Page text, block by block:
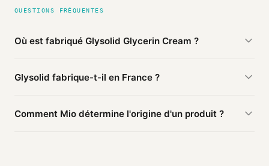
QUESTIONS FRÉQUENTES
Où est fabriqué Glysolid Glycerin Cream ?
Glycerin Cream de Glysolid est fabriqué en
Glysolid fabrique-t-il en France ?
produits de la marque peuvent être fabriqués ailleurs.
Comment Mio détermine l'origine d'un produit ?